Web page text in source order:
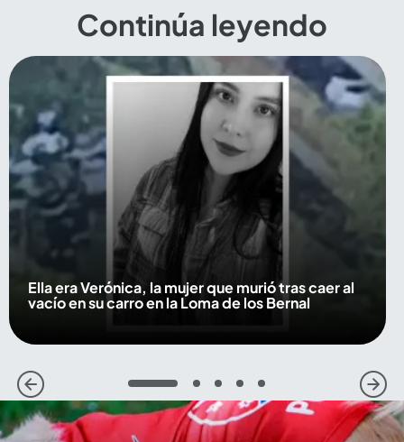
Continúa leyendo
Ella era Verónica, la mujer que murió tras caer al
vacío en su carro en la Loma de los Bernal
1 2 3 4 5